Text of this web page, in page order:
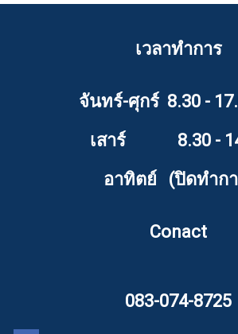
เวลาทำการ
จันทร์-ศุกร์ 8.30 -
เสาร์ 8.30 -
อาทิตย์ (ปิดทำก
Conact
083-074-8725